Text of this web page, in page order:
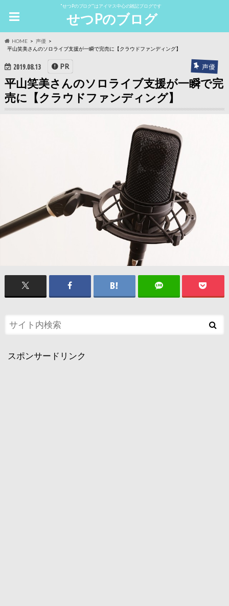
"せつPのブログ"はアイマス中心の雑記ブログです
せつPのブログ
HOME
声優
平山笑美さんのソロライブ支援が一瞬で完売に【クラウドファンディング】
2019.08.13 声優
PR
平山笑美さんのソロライブ支援が一瞬で完
売に【クラウドファンディング】
スポンサードリンク